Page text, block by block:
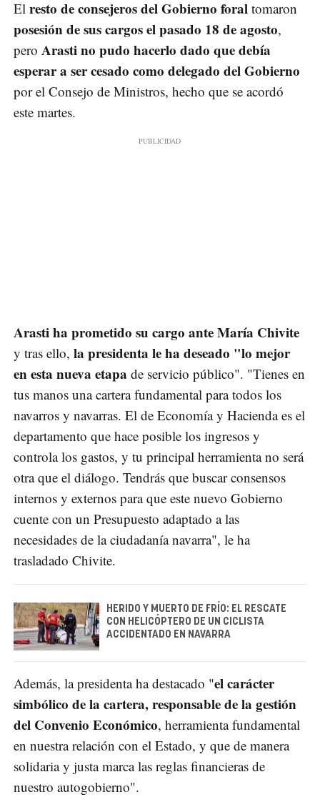
El resto de consejeros del Gobierno foral tomaron
posesión de sus cargos el pasado 18 de agosto,
pero Arasti no pudo hacerlo dado que debía
esperar a ser cesado como delegado del Gobierno
por el Consejo de Ministros, hecho que se acordó
este martes.
Arasti ha prometido su cargo ante María Chivite
y tras ello, la presidenta le ha deseado "lo mejor
en esta nueva etapa de servicio público". "Tienes en
tus manos una cartera fundamental para todos los
navarros y navarras. El de Economía y Hacienda es el
departamento que hace posible los ingresos y
controla los gastos, y tu principal herramienta no será
otra que el diálogo. Tendrás que buscar consensos
internos y externos para que este nuevo Gobierno
cuente con un Presupuesto adaptado a las
necesidades de la ciudadanía navarra", le ha
trasladado Chivite.
HERIDO Y MUERTO DE FRÍO: EL RESCATE
CON HELICÓPTERO DE UN CICLISTA
ACCIDENTADO EN NAVARRA
Además, la presidenta ha destacado "el carácter
simbólico de la cartera, responsable de la gestión
del Convenio Económico, herramienta fundamental
en nuestra relación con el Estado, y que de manera
solidaria y justa marca las reglas financieras de
nuestro autogobierno".